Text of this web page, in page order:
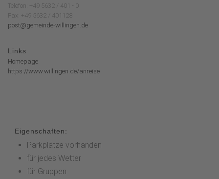
Telefon: +49 5632 / 401 - 0
Fax: +49 5632 / 401128
post@gemeinde-willingen.de
Links
Homepage
https://www.willingen.de/anreise
Eigenschaften:
Parkplätze vorhanden
für jedes Wetter
für Gruppen